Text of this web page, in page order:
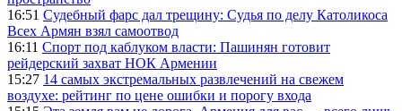
16:51 Судебный фарс дал трещину: Судья по делу Католикоса
Всех Армян взял самоотвод
16:11 Спорт под каблуком власти: Пашинян готовит
рейдерский захват НОК Армении
15:27 14 самых экстремальных развлечений на свежем
воздухе: рейтинг по цене ошибки и порогу входа